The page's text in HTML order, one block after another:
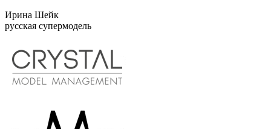
Ирина Шейк
русская супермодель